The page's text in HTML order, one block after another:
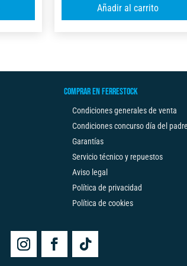
C/FRENO
FSK
cantidad
Añadir al carrito
COMPRAR EN FERRESTOCK
Condiciones generales de venta
Condiciones concurso día del
Garantías
Servicio técnico y repuestos
Aviso legal
Política de privacidad
Política de cookies